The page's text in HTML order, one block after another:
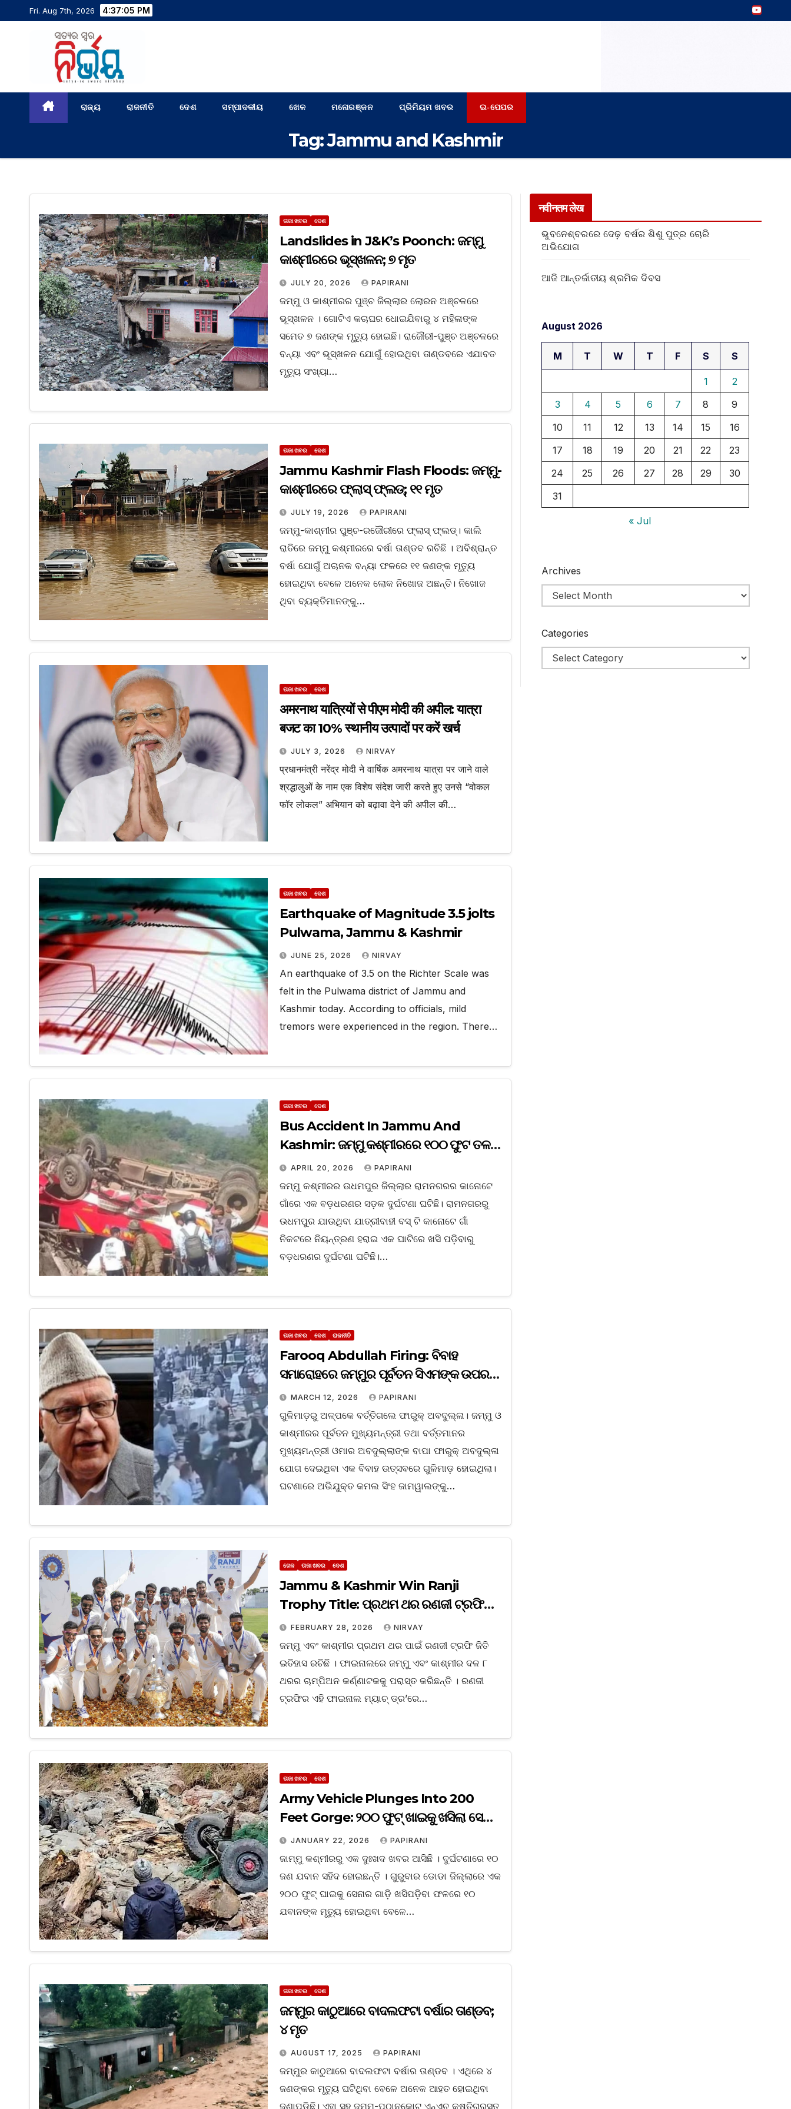
Fri. Aug 7th, 2026 4:37:06 PM
ରାଜ୍ୟ ରାଜନୀତି ଦେଶ ସମ୍ପାଦକୀୟ ଖେଳ ମନୋରଞ୍ଜନ ପ୍ରିମିୟମ ଖବର ଇ-ପେପର
Tag:Jammu and Kashmir
ତାଜା ଖବର ଦେଶ
Landslides in J&K’s Poonch: ଜମ୍ମୁ
କାଶ୍ମୀରରେ ଭୂସ୍ଖଳନ; ୭ ମୃତ
JULY 20, 2026 PAPIRANI
ଜମ୍ମୁ ଓ କାଶ୍ମୀରର ପୁଞ୍ଚ ଜିଲ୍ଲାର ଲୋରନ ଅଞ୍ଚଳରେ
ଭୂସ୍ଖଳନ । ଗୋଟିଏ କଚାଘର ଧୋଇଯିବାରୁ ୪ ମହିଳାଙ୍କ
ସମେତ ୭ ଜଣଙ୍କ ମୃତ୍ୟୁ ହୋଇଛି। ରାଜୌରୀ-ପୁଞ୍ଚ ଅଞ୍ଚଳରେ
ବନ୍ୟା ଏବଂ ଭୂସ୍ଖଳନ ଯୋଗୁଁ ହୋଇଥିବା ତାଣ୍ଡବରେ ଏଯାବତ
ମୃତ୍ୟୁ ସଂଖ୍ୟା…
ତାଜା ଖବର ଦେଶ
Jammu Kashmir Flash Floods: ଜମ୍ମୁ-
କାଶ୍ମୀରରେ ଫ୍ଲାସ୍‌ ଫ୍ଲଡ୍‌; ୧୧ ମୃତ
JULY 19, 2026 PAPIRANI
ଜମ୍ମୁ-କାଶ୍ମୀର ପୁଞ୍ଚ-ରଜୌରୀରେ ଫ୍ଲାସ୍‌ ଫ୍ଲଡ୍‌। କାଲି
ରାତିରେ ଜମ୍ମୁ କଶ୍ମୀରରେ ବର୍ଷା ତାଣ୍ଡବ ରଚିଛି । ଅବିଶ୍ରାନ୍ତ
ବର୍ଷା ଯୋଗୁଁ ଅଚାନକ ବନ୍ୟା ଫଳରେ ୧୧ ଜଣଙ୍କ ମୃତ୍ୟୁ
ହୋଇଥିବା ବେଳେ ଅନେକ ଲୋକ ନିଖୋଜ ଅଛନ୍ତି। ନିଖୋଜ
ଥିବା ବ୍ୟକ୍ତିମାନଙ୍କୁ…
ତାଜା ଖବର ଦେଶ
अमरनाथ यात्रियों से पीएम मोदी की अपील: यात्रा
बजट का 10% स्थानीय उत्पादों पर करें खर्च
JULY 3, 2026 NIRVAY
प्रधानमंत्री नरेंद्र मोदी ने वार्षिक अमरनाथ यात्रा पर जाने वाले
श्रद्धालुओं के नाम एक विशेष संदेश जारी करते हुए उनसे “वोकल
फॉर लोकल” अभियान को बढ़ावा देने की अपील की…
ତାଜା ଖବର ଦେଶ
Earthquake of Magnitude 3.5 jolts
Pulwama, Jammu & Kashmir
JUNE 25, 2026 NIRVAY
An earthquake of 3.5 on the Richter Scale was
felt in the Pulwama district of Jammu and
Kashmir today. According to officials, mild
tremors were experienced in the region. There…
ତାଜା ଖବର ଦେଶ
Bus Accident In Jammu And
Kashmir: ଜମ୍ମୁ କଶ୍ମୀରରେ ୧୦୦ ଫୁଟ ତଳକୁ
ଖସିଲା ଯାତ୍ରୀବାହୀ; ୧୫ ମୃତ
APRIL 20, 2026 PAPIRANI
ଜମ୍ମୁ କଶ୍ମୀରର ଉଧମପୁର ଜିଲ୍ଲାର ରାମନଗରର କାନୋଟେ
ଗାଁରେ ଏକ ବଡ଼ଧରଣର ସଡ଼କ ଦୁର୍ଘଟଣା ଘଟିଛି। ରାମନଗରରୁ
ଉଧମପୁର ଯାଉଥିବା ଯାତ୍ରୀବାହୀ ବସ୍ ଟି କାନୋଟେ ଗାଁ
ନିକଟରେ ନିୟନ୍ତ୍ରଣ ହରାଇ ଏକ ଘାଟିରେ ଖସି ପଡ଼ିବାରୁ
ବଡ଼ଧରଣର ଦୁର୍ଘଟଣା ଘଟିଛି।…
ତାଜା ଖବର ଦେଶ ରାଜନୀତି
Farooq Abdullah Firing: ବିବାହ
ସମାରୋହରେ ଜମ୍ମୁର ପୂର୍ବତନ ସିଏମଙ୍କ ଉପରକୁ
ଗୁଳିମାଡ଼; ଅଳ୍ପକେ ବର୍ତ୍ତିଗଲେ ଫାରୁକ୍
ଅବଦୁଲ୍ଳା
MARCH 12, 2026 PAPIRANI
ଗୁଳିମାଡ଼ରୁ ଅଳ୍ପକେ ବର୍ତ୍ତିଗଲେ ଫାରୁକ୍ ଅବଦୁଲ୍ଳା। ଜମ୍ମୁ ଓ
କାଶ୍ମୀରର ପୂର୍ବତନ ମୁଖ୍ୟମନ୍ତ୍ରୀ ତଥା ବର୍ତ୍ତମାନର
ମୁଖ୍ୟମନ୍ତ୍ରୀ ଓମାର ଅବଦୁଲ୍ଲାଙ୍କ ବାପା ଫାରୁକ୍ ଅବଦୁଲ୍ଳା
ଯୋଗ ଦେଇଥିବା ଏକ ବିବାହ ଉତ୍ସବରେ ଗୁଳିମାଡ଼ ହୋଇଥିଲା।
ଘଟଣାରେ ଅଭିଯୁକ୍ତ କମଲ ସିଂହ ଜାମୱାଲଙ୍କୁ…
ଖେଳ ତାଜା ଖବର ଦେଶ
Jammu & Kashmir Win Ranji
Trophy Title: ପ୍ରଥମ ଥର ରଣଜୀ ଟ୍ରଫି
ଟାଇଟଲ ଜିତି ଇତିହାସ ରଚିଲା ଜମ୍ମୁ କାଶ୍ମୀର
FEBRUARY 28, 2026 NIRVAY
ଜମ୍ମୁ ଏବଂ କାଶ୍ମୀର ପ୍ରଥମ ଥର ପାଇଁ ରଣଜୀ ଟ୍ରଫି ଜିତି
ଇତିହାସ ରଚିଛି । ଫାଇନାଲରେ ଜମ୍ମୁ ଏବଂ କାଶ୍ମୀର ଦଳ ୮
ଥରର ଚାମ୍ପିଅନ କର୍ଣ୍ଣାଟକକୁ ପରାସ୍ତ କରିଛନ୍ତି । ରଣଜୀ
ଟ୍ରଫିର ଏହି ଫାଇନାଲ ମ୍ୟାଚ୍ ଡ୍ର’ରେ…
ତାଜା ଖବର ଦେଶ
Army Vehicle Plunges Into 200
Feet Gorge: ୨୦୦ ଫୁଟ୍ ଖାଇକୁ ଖସିଲା ସେନା
ଗାଡି; ୧୦ ଯବାନ ସହିଦ
JANUARY 22, 2026 PAPIRANI
ଜାମ୍ମୁ କଶ୍ମୀରରୁ ଏକ ଦୁଃଖଦ ଖବର ଆସିଛି । ଦୁର୍ଘଟଣାରେ ୧୦
ଜଣ ଯବାନ ସହିଦ ହୋଇଛନ୍ତି । ଗୁରୁବାର ଡୋଡା ଜିଲ୍ଲାରେ ଏକ
୨୦୦ ଫୁଟ୍ ଘାଇକୁ ସେନାର ଗାଡ଼ି ଖସିପଡ଼ିବା ଫଳରେ ୧୦
ଯବାନଙ୍କ ମୃତ୍ୟୁ ହୋଇଥିବା ବେଳେ…
ତାଜା ଖବର ଦେଶ
ଜମ୍ମୁର କାଠୁଆରେ ବାଦଲଫଟା ବର୍ଷାର ତାଣ୍ଡବ;
୪ ମୃତ
AUGUST 17, 2025 PAPIRANI
ଜମ୍ମୁର କାଠୁଆରେ ବାଦଲଫଟା ବର୍ଷାର ତାଣ୍ଡବ । ଏଥିରେ ୪
ଜଣଙ୍କର ମୃତ୍ୟୁ ଘଟିଥିବା ବେଳେ ଅନେକ ଆହତ ହୋଇଥିବା
ଜଣାପଡିଛି। ଏହା ସହ ଜମ୍ମୁ-ପଠାନକୋଟ ଏନ୍‌ଏଚ୍ କ୍ଷତିଗ୍ରସ୍ତ
नवीनतम लेख
ଭୁବନେଶ୍ବରରେ ଦେଢ଼ ବର୍ଷର ଶିଶୁ ପୁତ୍ର ଚୋରି
ଅଭିଯୋଗ
ଆଜି ଆନ୍ତର୍ଜାତୀୟ ଶ୍ରମିକ ଦିବସ
August 2026
M T W T F S S
1
2
3
4 5 6 7 8
9
10
11 12 13 14 15
16
17
18 19 20 21 22
23
24
25 26 27 28 29
30
31
« Jul
Archives
Categories